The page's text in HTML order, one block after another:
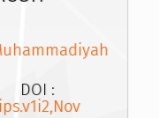
DOI :